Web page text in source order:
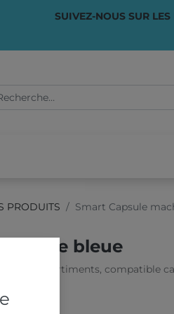
SUIVEZ-NOUS SUR LES
PRODUITS Smart Capsule
bleue
à 4 compartiments, compatible